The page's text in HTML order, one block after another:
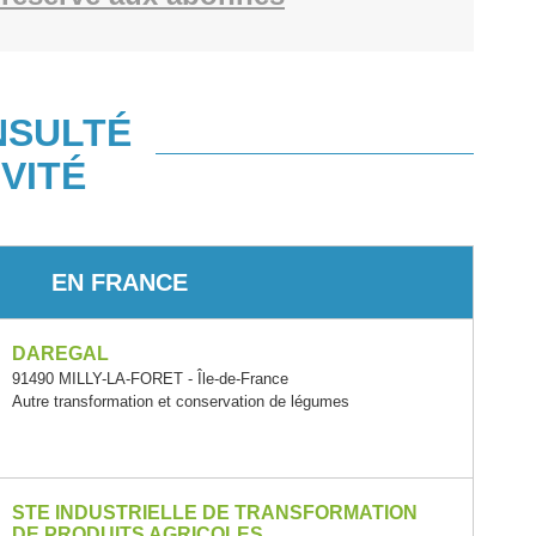
EN FRANCE
DAREGAL
91490 MILLY-LA-FORET - Île-de-France
Autre transformation et conservation de légumes
STE INDUSTRIELLE DE TRANSFORMATION